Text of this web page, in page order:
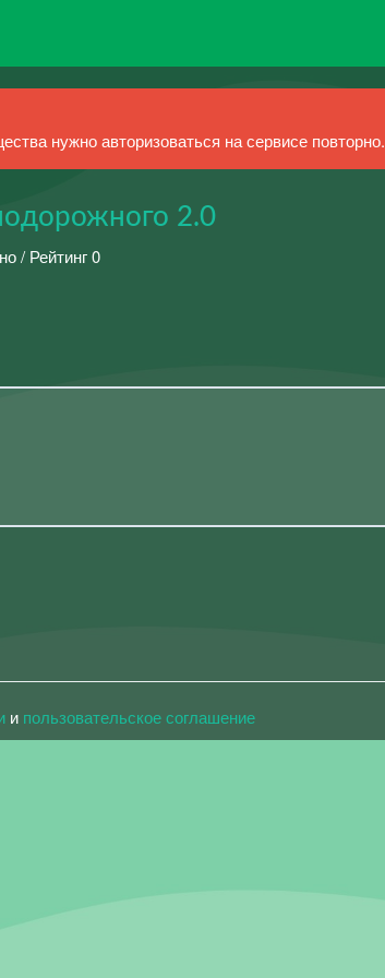
нужно авторизоваться на сервисе повторно.
2.0
/ Рейтинг 0
и пользовательское соглашение